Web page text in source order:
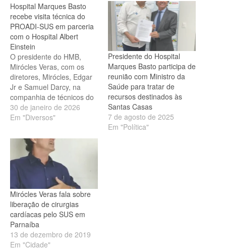
Hospital Marques Basto
recebe visita técnica do
PROADI-SUS em parceria
com o Hospital Albert
Einstein
O presidente do HMB,
Mirócles Veras, com os
diretores, Mirócles, Edgar
Jr e Samuel Darcy, na
companhia de técnicos do
PROADI-SUS e
colaboradores. O Hospital
(HMB) recebeu a visita de
técnicos do PROADI-SUS,
em parceria com o Hospital
Albert Einstein, que
cumpriram uma
programação voltada
à troca de conhecimentos,
capacitação profissional e
aprimoramento…
30 de janeiro de 2026
Em "Diversos"
Presidente do Hospital
Marques Basto participa de
reunião com Ministro da
Saúde para tratar de
recursos destinados às
Santas Casas
7 de agosto de 2025
Em "Política"
Mirócles Veras fala sobre
liberação de cirurgias
cardíacas pelo SUS em
Parnaíba
13 de dezembro de 2019
Em "Cidade"